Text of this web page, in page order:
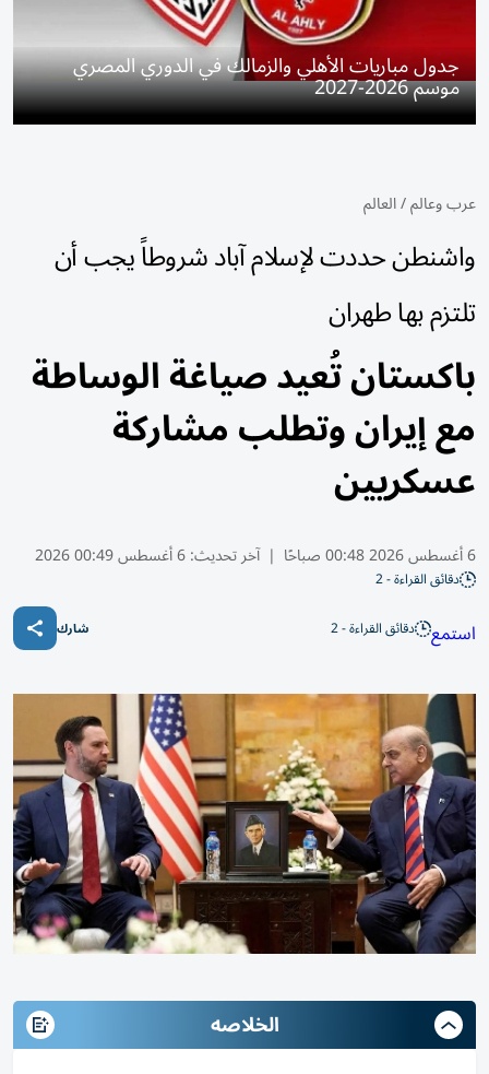
جدول مباريات الأهلي والزمالك في الدوري المصري
موسم 2026-2027
عرب وعالم/العالم
واشنطن حددت لإسلام آباد شروطاً يجب أن
تلتزم بها طهران
باكستان تُعيد صياغة الوساطة
مع إيران وتطلب مشاركة
عسكريين
6 أغسطس 2026 00:48 صباحًا | آخر تحديث:6 أغسطس 00:49 2026
دقائق القراءة - 2
استمع دقائق القراءة - 2 شارك
الخلاصه